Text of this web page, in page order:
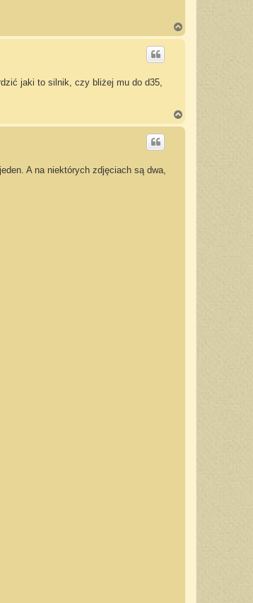
a
jaki to silnik, czy bliżej mu do d35,
A na niektórych zdjęciach są dwa,